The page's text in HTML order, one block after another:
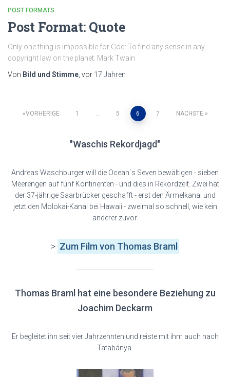
POST FORMATS
Post Format: Quote
Only one thing is impossible for God: To find any sense in any
copyright law on the planet. Mark Twain
Von Bild und Stimme , vor 17 Jahren
Seitennummerierung
VORHERIGE 1 … 5 6 7 NÄCHSTE
"Waschis Rekordjagd"
Andreas Waschburger will die Ocean´s Seven bewältigen - sieben
Meerengen auf fünf Kontinenten - und dies in Rekordzeit. Zwei hat
der 37-jährige Saarbrücker geschafft - erst den Ärmelkanal und
jetzt den Molokai-Kanal bei Hawaii - zweimal so schnell, wie kein
anderer zuvor.
> Zum Filmvon Thomas Braml
Thomas Braml hat eine besondere Beziehung zu
Joachim Deckarm
Er begleitet ihn seit vier Jahrzehnten und reiste mit ihm auch nach
Tatabánya.